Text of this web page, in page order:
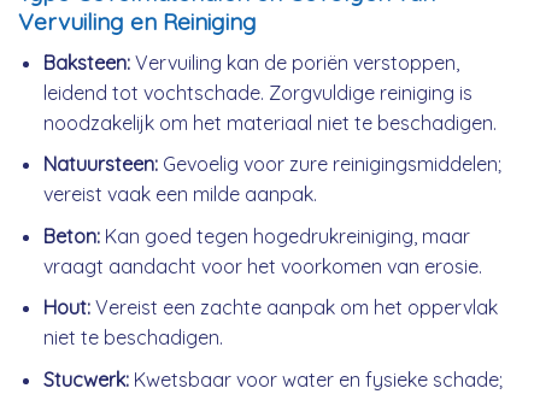
Vervuiling en Reiniging
Baksteen:Vervuiling kan de poriën verstoppen,
leidend tot vochtschade. Zorgvuldige reiniging is
noodzakelijk om het materiaal niet te beschadigen.
Natuursteen:Gevoelig voor zure reinigingsmiddelen;
vereist vaak een milde aanpak.
Beton:Kan goed tegen hogedrukreiniging, maar
vraagt aandacht voor het voorkomen van erosie.
Hout:Vereist een zachte aanpak om het oppervlak
niet te beschadigen.
Stucwerk:Kwetsbaar voor water en fysieke schade;